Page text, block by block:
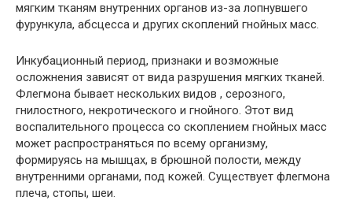
мягким тканям внутренних органов из-за лопнувшего
фурункула, абсцесса и других скоплений гнойных масс.
Инкубационный период, признаки и возможные
осложнения зависят от вида разрушения мягких тканей.
Флегмона бывает нескольких видов , серозного,
гнилостного, некротического и гнойного. Этот вид
воспалительного процесса со скоплением гнойных масс
может распространяться по всему организму,
формируясь на мышцах, в брюшной полости, между
внутренними органами, под кожей. Существует флегмона
плеча, стопы, шеи.